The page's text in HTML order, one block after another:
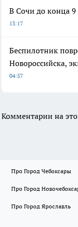
В Сочи до конца 9
13:17
Беспилотник
Новороссийска,
04:57
Комментарии на
Про Город Чебоксары
Про Город
Про Город Ярославль